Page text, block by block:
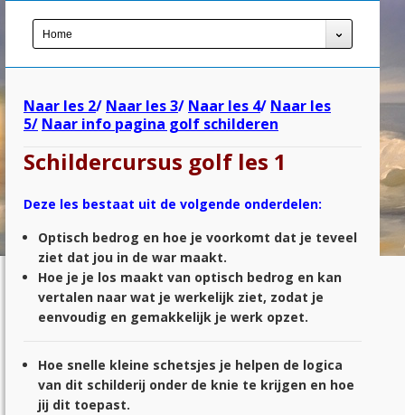
Home
Naar les 2/ Naar les 3/ Naar les 4/ Naar les
5/ Naar info pagina golf schilderen
Schildercursus golf les 1
Deze les bestaat uit de volgende onderdelen:
Optisch bedrog en hoe je voorkomt dat je teveel
ziet dat jou in de war maakt.
Hoe je je los maakt van optisch bedrog en kan
vertalen naar wat je werkelijk ziet, zodat je
eenvoudig en gemakkelijk je werk opzet.
Hoe snelle kleine schetsjes je helpen de logica
van dit schilderij onder de knie te krijgen en hoe
jij dit toepast.